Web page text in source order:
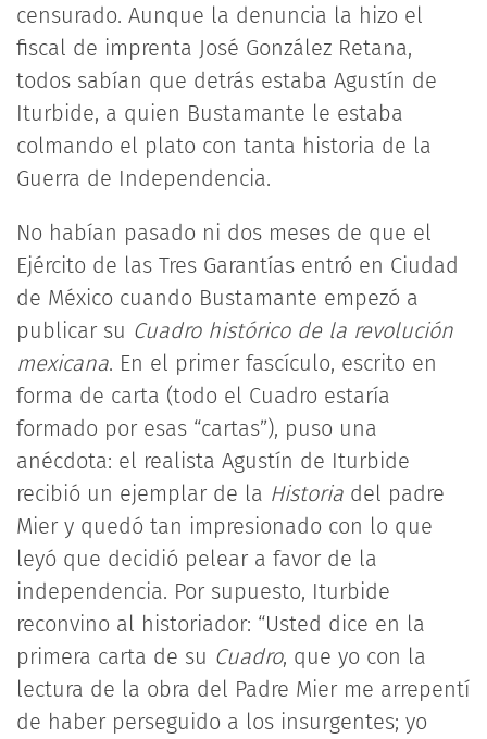
censurado. Aunque la denuncia la hizo el
fiscal de imprenta José González Retana,
todos sabían que detrás estaba Agustín de
Iturbide, a quien Bustamante le estaba
colmando el plato con tanta historia de la
Guerra de Independencia.
No habían pasado ni dos meses de que el
Ejército de las Tres Garantías entró en Ciudad
de México cuando Bustamante empezó a
publicar su Cuadro histórico de la revolución
mexicana. En el primer fascículo, escrito en
forma de carta (todo el Cuadro estaría
formado por esas “cartas”), puso una
anécdota: el realista Agustín de Iturbide
recibió un ejemplar de la Historia del padre
Mier y quedó tan impresionado con lo que
leyó que decidió pelear a favor de la
independencia. Por supuesto, Iturbide
reconvino al historiador: “Usted dice en la
primera carta de su Cuadro, que yo con la
lectura de la obra del Padre Mier me arrepentí
de haber perseguido a los insurgentes; yo